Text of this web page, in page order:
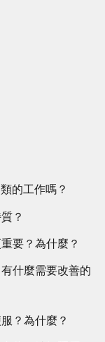
的工作嗎？
？
要？為什麼？
什麼需要改善的
？為什麼？